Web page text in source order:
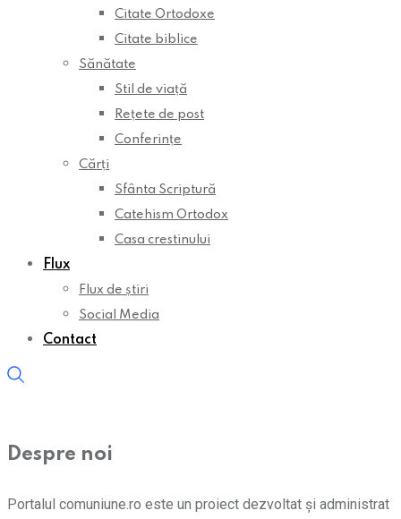
Citate Ortodoxe
Citate biblice
Sănătate
Stil de viață
Rețete de post
Conferințe
Cărți
Sfânta Scriptură
Catehism Ortodox
Casa crestinului
Flux
Flux de știri
Social Media
Contact
Despre noi
Portalul comuniune.ro este un proiect dezvoltat și administrat